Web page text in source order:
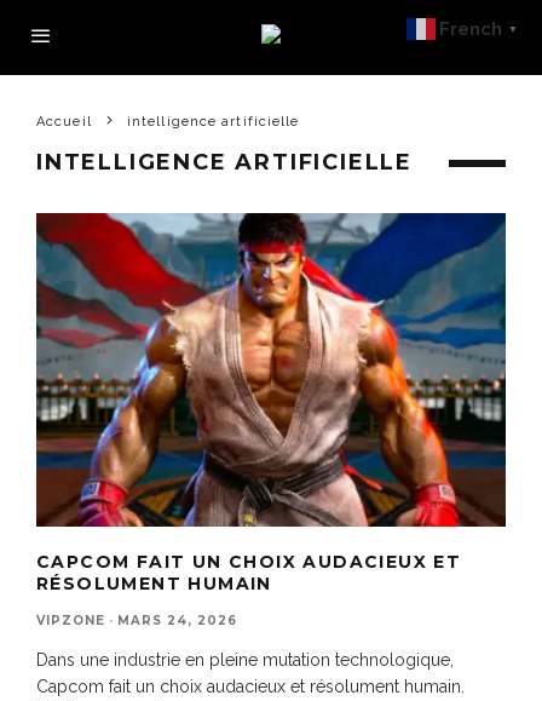
Accueil intelligence artificielle
INTELLIGENCE ARTIFICIELLE
CAPCOM FAIT UN CHOIX AUDACIEUX ET
RÉSOLUMENT HUMAIN
VIPZONE · MARS 24, 2026
Dans une industrie en pleine mutation technologique,
Capcom fait un choix audacieux et résolument humain.
French ▼